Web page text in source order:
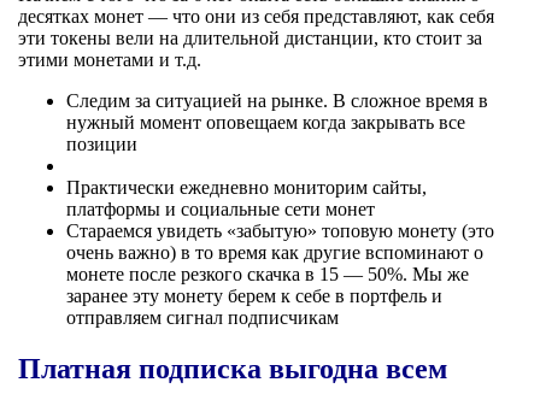
десятках монет — что они из себя представляют, как себя
эти токены вели на длительной дистанции, кто стоит за
этими монетами и т.д.
Следим за ситуацией на рынке. В сложное время в
нужный момент оповещаем когда закрывать все
позиции
Практически ежедневно мониторим сайты,
платформы и социальные сети монет
Стараемся увидеть «забытую» топовую монету (это
очень важно) в то время как другие вспоминают о
монете после резкого скачка в 15 — 50%. Мы же
заранее эту монету берем к себе в портфель и
отправляем сигнал подписчикам
Платная подписка выгодна всем